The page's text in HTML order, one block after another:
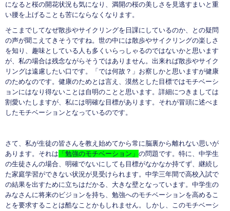
になると桜の開花状況も気になり、満開の桜の美しさを見逃すまいと重
い腰を上げることも苦にならなくなります。
そこまでしてなぜ散歩やサイクリングを日課にしているのか、との疑問
の声が聞こえてきそうですね。世の中には散歩やサイクリングの楽しさ
を知り、趣味としている人も多くいらっしゃるのではないかと思います
が、私の場合は残念ながらそうではありません。出来れば散歩やサイク
リングは遠慮したい口です。「では何故？」お察しかと思いますが健康
のためなのです。健康のためとは言え、漠然とした目標ではモチベーシ
ョンにはなり得ないことは自明のことと思います。詳細につきましては
割愛いたしますが、私には明確な目標があります。それが冒頭に述べま
したモチベーションとなっているのです。
さて、私が生徒の皆さんを教え始めてから常に脳裏から離れない思いが
あります。それは 「勉強のモチベーション」 の問題です。特に、中学生
の生徒さんの場合、明確でないにしても目標がなかなか持てず、継続し
た家庭学習ができない状況が見受けられます。中学三年間で高校入試で
の結果を出すために立ちはだかる、大きな壁となっています。中学生の
みなさんに将来のビジョンを持ち、勉強へのモチベーションを高めるこ
とを要求することは酷なことかもしれません。しかし、このモチベーシ